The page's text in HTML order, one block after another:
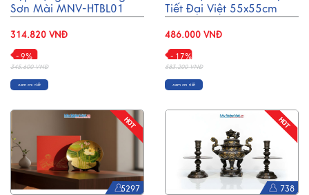
Sơn Mài MNV-HTBL01
314.820 VNĐ
- 9%
345.600 VNĐ
Xem chi tiết
Tiết Đại Việt 55x55cm
486.000 VNĐ
- 17%
583.200 VNĐ
Xem chi tiết
5297 738